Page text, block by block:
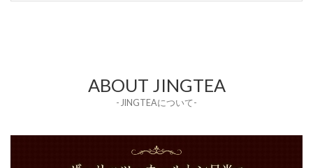
ABOUT JINGTEA
- JINGTEAについて-